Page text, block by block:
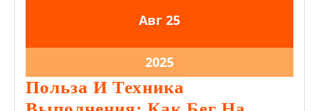
Авг25.08.2025
2525.08.2025
202525.08.2025
Польза И Техника